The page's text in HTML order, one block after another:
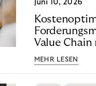
Juni 10, 2026
Value Chain
MEHR LESEN